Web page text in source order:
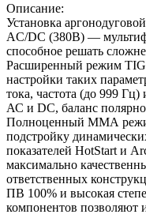
Описание:
Установка
AC/DC (380В) —
способное решать
Расширенный режим TIG
настройки таких
тока, частота (до 999
АС и DC, баланс
Полноценный ММА
подстройку
показа­телей HotStart и
максимально
ответст­венных
ПВ 100% и высокая
компонентов позволяют